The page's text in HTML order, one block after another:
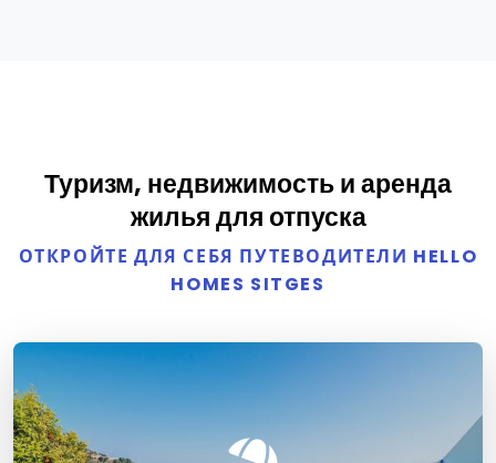
Туризм, недвижимость и аренда
жилья для отпуска
ОТКРОЙТЕ ДЛЯ СЕБЯ ПУТЕВОДИТЕЛИ HELLO
HOMES SITGES